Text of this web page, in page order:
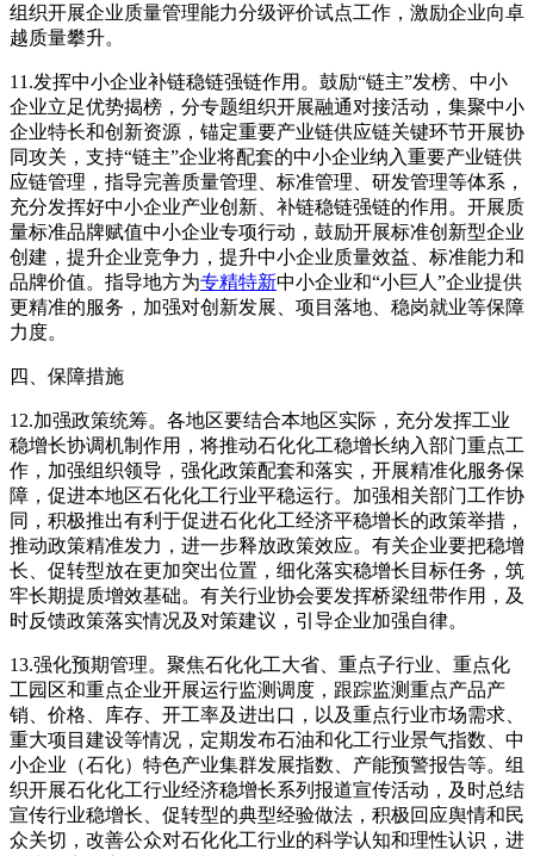
组织开展企业质量管理能力分级评价试点工作，激励企业向卓
越质量攀升。
11.发挥中小企业补链稳链强链作用。鼓励“链主”发榜、中小
企业立足优势揭榜，分专题组织开展融通对接活动，集聚中小
企业特长和创新资源，锚定重要产业链供应链关键环节开展协
同攻关，支持“链主”企业将配套的中小企业纳入重要产业链供
应链管理，指导完善质量管理、标准管理、研发管理等体系，
充分发挥好中小企业产业创新、补链稳链强链的作用。开展质
量标准品牌赋值中小企业专项行动，鼓励开展标准创新型企业
创建，提升企业竞争力，提升中小企业质量效益、标准能力和
品牌价值。指导地方为专精特新中小企业和“小巨人”企业提供
更精准的服务，加强对创新发展、项目落地、稳岗就业等保障
力度。
四、保障措施
12.加强政策统筹。各地区要结合本地区实际，充分发挥工业
稳增长协调机制作用，将推动石化化工稳增长纳入部门重点工
作，加强组织领导，强化政策配套和落实，开展精准化服务保
障，促进本地区石化化工行业平稳运行。加强相关部门工作协
同，积极推出有利于促进石化化工经济平稳增长的政策举措，
推动政策精准发力，进一步释放政策效应。有关企业要把稳增
长、促转型放在更加突出位置，细化落实稳增长目标任务，筑
牢长期提质增效基础。有关行业协会要发挥桥梁纽带作用，及
时反馈政策落实情况及对策建议，引导企业加强自律。
13.强化预期管理。聚焦石化化工大省、重点子行业、重点化
工园区和重点企业开展运行监测调度，跟踪监测重点产品产
销、价格、库存、开工率及进出口，以及重点行业市场需求、
重大项目建设等情况，定期发布石油和化工行业景气指数、中
小企业（石化）特色产业集群发展指数、产能预警报告等。组
织开展石化化工行业经济稳增长系列报道宣传活动，及时总结
宣传行业稳增长、促转型的典型经验做法，积极回应舆情和民
众关切，改善公众对石化化工行业的科学认知和理性认识，进